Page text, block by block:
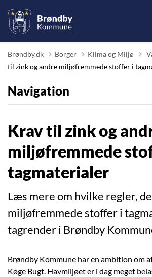
Brøndby.dk Borger Klima og Miljø
til zink og andre miljøfremmede stoffer i
Navigation
Krav til zink og
miljøfremmede
tagmaterialer
Læs mere om hvilke regler,
miljøfremmede stoffer i
tagrender i Brøndby
Brøndby Kommune har en ambition om
Køge Bugt. Havmiljøet er i dag meget